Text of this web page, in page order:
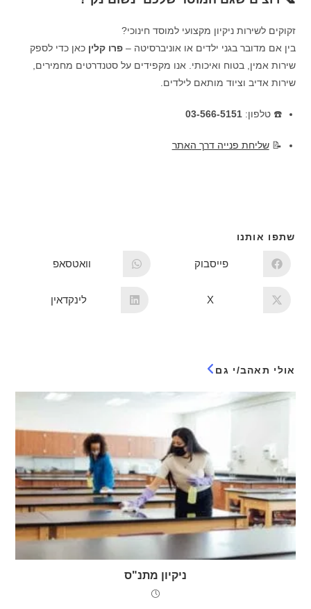
זקוקים לשירות ניקיון מקצועי למוסד חינוכי?
בין אם מדובר בגני ילדים או אוניברסיטה –פרו קלין כאן כדי לספק
שירות אמין, בטוח ואיכותי. אנו מקפידים על סטנדרטים מחמירים,
שירות אדיב וציוד מותאם לילדים.
☎️ טלפון:03-566-5151
📝שליחת פנייה דרך האתר
שתפו אותנו
פייסבוק וואטסאפ
X לינקדאין
אולי תאהב/י גם
ניקיון מתנ"ס